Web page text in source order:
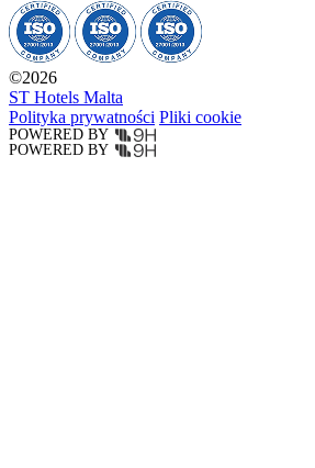
©2026
ST Hotels Malta
Polityka prywatności Pliki cookie
POWERED BY
POWERED BY